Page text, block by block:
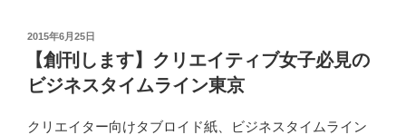
投
日:
2015年6月25日
【創刊します】クリエイティブ女子必見の
ビジネスタイムライン東京
クリエイター向けタブロイド紙、ビジネスタイムライン